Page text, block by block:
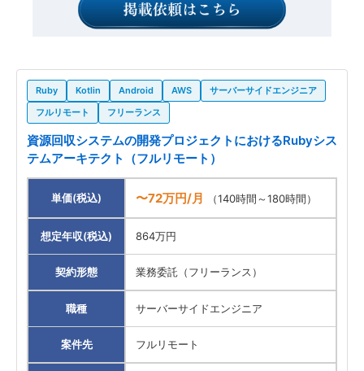
Ruby Kotlin Android AWS
サーバーサイドエンジニア
フルリモート
フリーランス
資源回収システムの開発プロジェクトにおけるRubyシス
テムアーキテクト（フルリモート）
単価(税込) 〜72万円/月 （140時間～180時間）
想定年収(税込) 864万円
契約形態 業務委託（フリーランス）
職種 サーバーサイドエンジニア
案件先 フルリモート